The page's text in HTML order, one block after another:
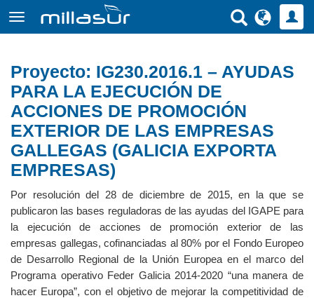
contenido
Proyecto: IG230.2016.1 – AYUDAS
PARA LA EJECUCIÓN DE
ACCIONES DE PROMOCIÓN
EXTERIOR DE LAS EMPRESAS
GALLEGAS (GALICIA EXPORTA
EMPRESAS)
Por resolución del 28 de diciembre de 2015, en la que se
publicaron las bases reguladoras de las ayudas del IGAPE para
la ejecución de acciones de promoción exterior de las
empresas gallegas, cofinanciadas al 80% por el Fondo Europeo
de Desarrollo Regional de la Unión Europea en el marco del
Programa operativo Feder Galicia 2014-2020 “una manera de
hacer Europa”, con el objetivo de mejorar la competitividad de